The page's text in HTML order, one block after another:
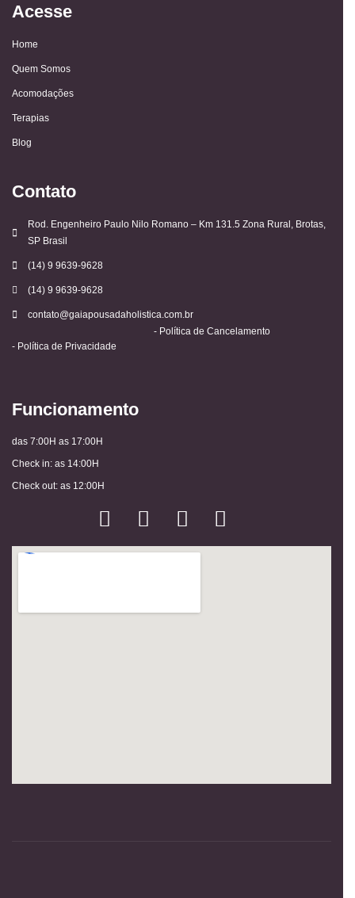
Acesse
Home
Quem Somos
Acomodações
Terapias
Blog
Contato
Rod. Engenheiro Paulo Nilo Romano – Km 131.5 Zona Rural, Brotas,
SP Brasil
(14) 9 9639-9628
(14) 9 9639-9628
contato@gaiapousadaholistica.com.br
- Política de Privacidade
- Política de Cancelamento
Funcionamento
das 7:00H as 17:00H
Check in: as 14:00H
Check out: as 12:00H